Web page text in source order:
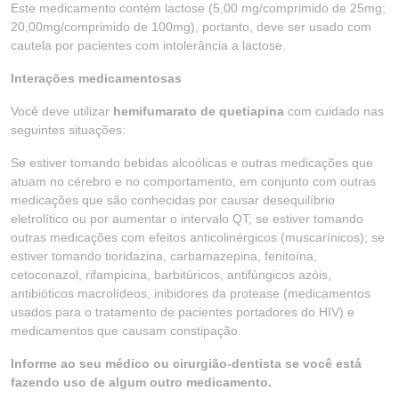
Este medicamento contém lactose (5,00 mg/comprimido de 25mg;
20,00mg/comprimido de 100mg), portanto, deve ser usado com
cautela por pacientes com intolerância a lactose.
Interações medicamentosas
Você deve utilizar hemifumarato de quetiapina com cuidado nas
seguintes situações:
Se estiver tomando bebidas alcoólicas e outras medicações que
atuam no cérebro e no comportamento, em conjunto com outras
medicações que são conhecidas por causar desequilíbrio
eletrolítico ou por aumentar o intervalo QT; se estiver tomando
outras medicações com efeitos anticolinérgicos (muscarínicos); se
estiver tomando tioridazina, carbamazepina, fenitoína,
cetoconazol, rifampicina, barbitúricos, antifúngicos azóis,
antibióticos macrolídeos, inibidores da protease (medicamentos
usados para o tratamento de pacientes portadores do HIV) e
medicamentos que causam constipação.
Informe ao seu médico ou cirurgião-dentista se você está
fazendo uso de algum outro medicamento.